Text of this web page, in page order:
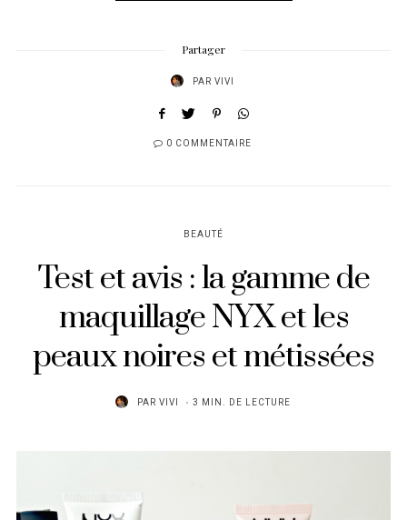
Partager
PAR VIVI
0 COMMENTAIRE
BEAUTÉ
Test et avis : la gamme de
maquillage NYX et les
peaux noires et métissées
PAR VIVI 3 MIN. DE LECTURE